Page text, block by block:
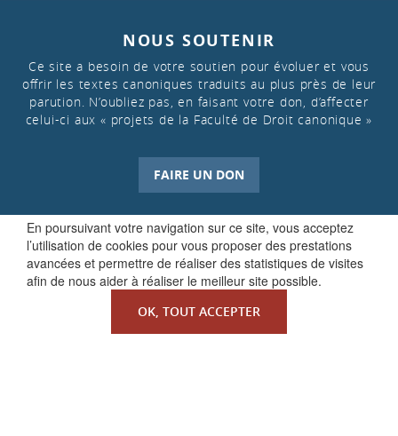
En poursuivant votre navigation sur ce site, vous acceptez
l’utilisation de cookies pour vous proposer des prestations
avancées et permettre de réaliser des statistiques de visites
afin de nous aider à réaliser le meilleur site possible.
OK, TOUT ACCEPTER
NOUS SOUTENIR
Ce site a besoin de votre soutien pour évoluer et vous
offrir les textes canoniques traduits au plus près de leur
parution. N’oubliez pas, en faisant votre don, d’affecter
celui-ci aux « projets de la Faculté de Droit canonique »
FAIRE UN DON